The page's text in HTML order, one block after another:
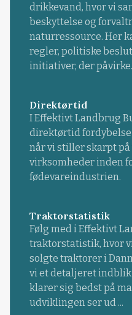
drikkevand, hvor vi
beskyttelse og
naturressource. Her
regler, politiske
initiativer, der
Direktørtid
I Effektivt Landbrug
direktørtid fordybelse
når vi stiller skarpt
virksomheder inden
fødevareindustrien.
Traktorstatistik
Følg med i Effektivt
traktorstatistik, hvor
solgte traktorer i
vi et detaljeret
klarer sig bedst på
udviklingen ser ud ...